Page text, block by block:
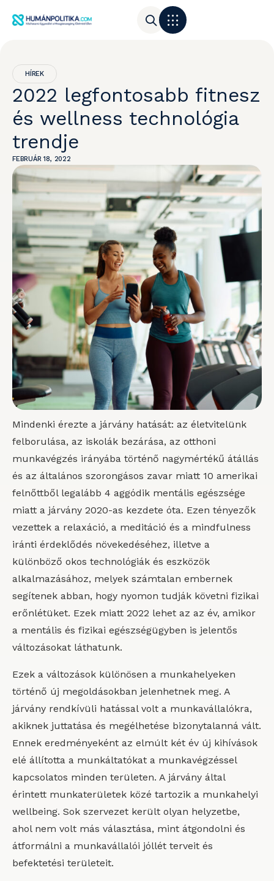
HÍREK
2022 legfontosabb fitnesz
és wellness technológia
trendje
FEBRUÁR 18, 2022
Mindenki érezte a járvány hatását: az életvitelünk
felborulása, az iskolák bezárása, az otthoni
munkavégzés irányába történő nagymértékű átállás
és az általános szorongásos zavar miatt 10 amerikai
felnőttből legalább 4 aggódik mentális egészsége
miatt a járvány 2020-as kezdete óta. Ezen tényezők
vezettek a relaxáció, a meditáció és a mindfulness
iránti érdeklődés növekedéséhez, illetve a
különböző okos technológiák és eszközök
alkalmazásához, melyek számtalan embernek
segítenek abban, hogy nyomon tudják követni fizikai
erőnlétüket. Ezek miatt 2022 lehet az az év, amikor
a mentális és fizikai egészségügyben is jelentős
változásokat láthatunk.
Ezek a változások különösen a munkahelyeken
történő új megoldásokban jelenhetnek meg. A
járvány rendkívüli hatással volt a munkavállalókra,
akiknek juttatása és megélhetése bizonytalanná vált.
Ennek eredményeként az elmúlt két év új kihívások
elé állította a munkáltatókat a munkavégzéssel
kapcsolatos minden területen. A járvány által
érintett munkaterületek közé tartozik a munkahelyi
wellbeing. Sok szervezet került olyan helyzetbe,
ahol nem volt más választása, mint átgondolni és
átformálni a munkavállalói jóllét terveit és
befektetési területeit.